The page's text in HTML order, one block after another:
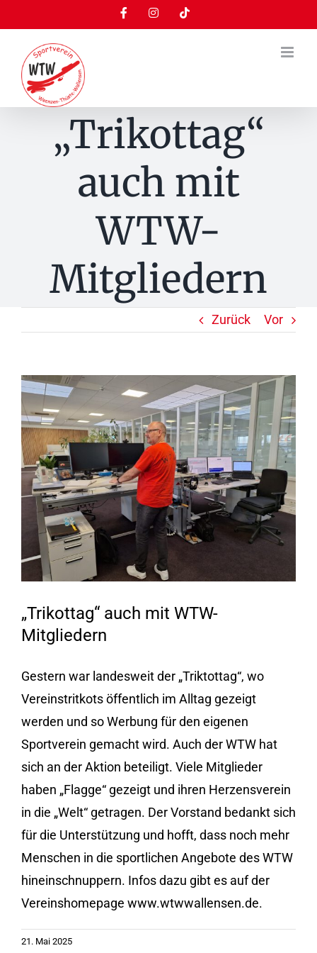
Inhalt
springen
FacebookInstagramTiktok
„Trikottag“
auch mit
WTW-
Mitgliedern
Zurück Vor
Zeige
grösseres
Bild
„Trikottag“ auch mit WTW-
Mitgliedern
Gestern war landesweit der „Triktottag“, wo
Vereinstritkots öffentlich im Alltag gezeigt
werden und so Werbung für den eigenen
Sportverein gemacht wird. Auch der WTW hat
sich an der Aktion beteiligt. Viele Mitglieder
haben „Flagge“ gezeigt und ihren Herzensverein
in die „Welt“ getragen. Der Vorstand bedankt sich
für die Unterstützung und hofft, dass noch mehr
Menschen in die sportlichen Angebote des WTW
hineinschnuppern. Infos dazu gibt es auf der
Vereinshomepage www.wtwwallensen.de.
21. Mai 2025